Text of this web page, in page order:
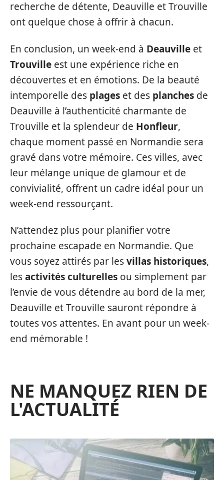
recherche de détente, Deauville et Trouville
ont quelque chose à offrir à chacun.
En conclusion, un week-end à Deauville et
Trouville est une expérience riche en
découvertes et en émotions. De la beauté
intemporelle des plages et des planches de
Deauville à l’authenticité charmante de
Trouville et la splendeur de Honfleur,
chaque moment passé en Normandie sera
gravé dans votre mémoire. Ces villes, avec
leur mélange unique de glamour et de
convivialité, offrent un cadre idéal pour un
week-end ressourçant.
N’attendez plus pour planifier votre
prochaine escapade en Normandie. Que
vous soyez attirés par lesvillas historiques,
lesactivités culturelles ou simplement par
l’envie de vous détendre au bord de la mer,
Deauville et Trouville sauront répondre à
toutes vos attentes. En avant pour un week-
end mémorable !
NE MANQUEZ RIEN DE
L'ACTUALITÉ